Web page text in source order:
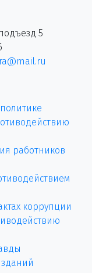
5
работников
коррупции